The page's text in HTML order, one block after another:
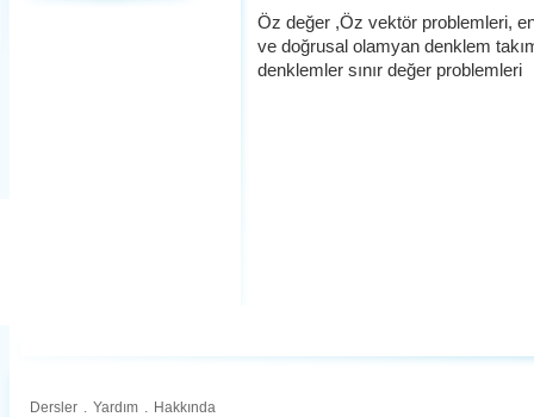
Öz değer ,Öz vektör problemleri,
ve doğrusal olamyan denklem
denklemler sınır değer problemleri
Dersler . Yardım . Hakkında